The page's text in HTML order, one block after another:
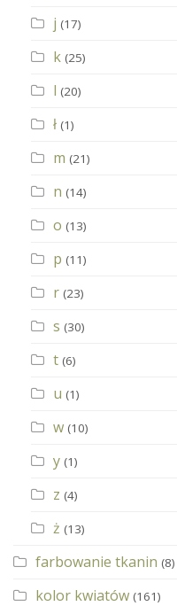
j (17)
k (25)
l (20)
ł (1)
m (21)
n (14)
o (13)
p (11)
r (23)
s (30)
t (6)
u (1)
w (10)
y (1)
z (4)
ż (13)
farbowanie tkanin (8)
kolor kwiatów (161)